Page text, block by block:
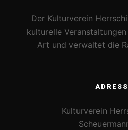
Der Kulturverein
kulturelle
Art und verwaltet die
Kulturverein